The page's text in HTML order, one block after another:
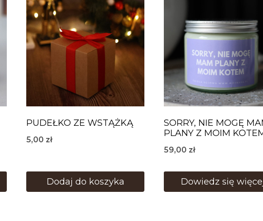
PUDEŁKO ZE WSTĄŻKĄ
5,00 zł
Dodaj do koszyka
SORRY, NIE MOGĘ
PLANY Z MOIM
59,00 zł
Dowiedz się